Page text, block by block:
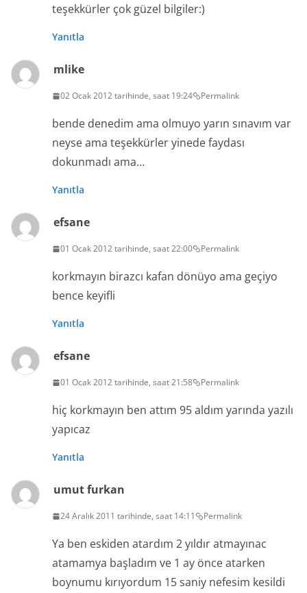
teşekkürler çok güzel bilgiler:)
Yanıtla
mlike
02 Ocak 2012 tarihinde, saat 19:24 Permalink
bende denedim ama olmuyo yarın sınavım var
neyse ama teşekkürler yinede faydası
dokunmadı ama…
Yanıtla
efsane
01 Ocak 2012 tarihinde, saat 22:00 Permalink
korkmayın birazcı kafan dönüyo ama geçiyo
bence keyifli
Yanıtla
efsane
01 Ocak 2012 tarihinde, saat 21:58 Permalink
hiç korkmayın ben attım 95 aldım yarında yazılı
yapıcaz
Yanıtla
umut furkan
24 Aralık 2011 tarihinde, saat 14:11 Permalink
Ya ben eskiden atardım 2 yıldır atmayınac
atamamya başladım ve 1 ay önce atarken
boynumu kırıyordum 15 saniy nefesim kesildi